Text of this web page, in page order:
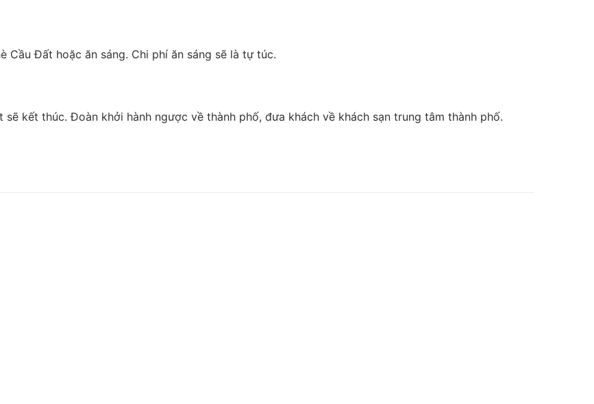
Cầu Đất hoặc ăn sáng. Chi phí ăn sáng sẽ là tự túc.
kết thúc. Đoàn khởi hành ngược về thành phố, đưa khách về khách sạn trung tâm thành phố.